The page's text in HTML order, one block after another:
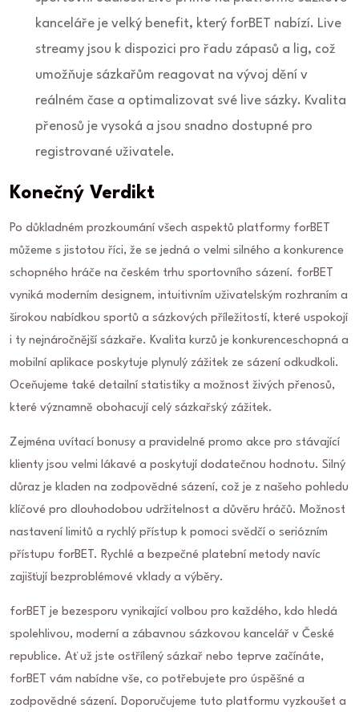
kanceláře je velký benefit, který forBET nabízí. Live
streamy jsou k dispozici pro řadu zápasů a lig, což
umožňuje sázkařům reagovat na vývoj dění v
reálném čase a optimalizovat své live sázky. Kvalita
přenosů je vysoká a jsou snadno dostupné pro
registrované uživatele.
Konečný Verdikt
Po důkladném prozkoumání všech aspektů platformy forBET
můžeme s jistotou říci, že se jedná o velmi silného a konkurence
schopného hráče na českém trhu sportovního sázení. forBET
vyniká moderním designem, intuitivním uživatelským rozhraním a
širokou nabídkou sportů a sázkových příležitostí, které uspokojí
i ty nejnáročnější sázkaře. Kvalita kurzů je konkurenceschopná a
mobilní aplikace poskytuje plynulý zážitek ze sázení odkudkoli.
Oceňujeme také detailní statistiky a možnost živých přenosů,
které významně obohacují celý sázkařský zážitek.
Zejména uvítací bonusy a pravidelné promo akce pro stávající
klienty jsou velmi lákavé a poskytují dodatečnou hodnotu. Silný
důraz je kladen na zodpovědné sázení, což je z našeho pohledu
klíčové pro dlouhodobou udržitelnost a důvěru hráčů. Možnost
nastavení limitů a rychlý přístup k pomoci svědčí o seriózním
přístupu forBET. Rychlé a bezpečné platební metody navíc
zajišťují bezproblémové vklady a výběry.
forBET je bezesporu vynikající volbou pro každého, kdo hledá
spolehlivou, moderní a zábavnou sázkovou kancelář v České
republice. Ať už jste ostřílený sázkař nebo teprve začínáte,
forBET vám nabídne vše, co potřebujete pro úspěšné a
zodpovědné sázení. Doporučujeme tuto platformu vyzkoušet a